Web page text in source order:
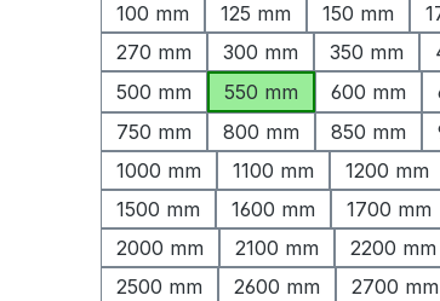
100 mm
125 mm 150 mm
270 mm
300 mm 350 mm
500 mm
550 mm 600 mm
750 mm
800 mm 850 mm
1000 mm
1100 mm 1200 mm
1500 mm
1600 mm 1700 mm
2000 mm
2100 mm 2200 mm
2500 mm
2600 mm 2700 mm